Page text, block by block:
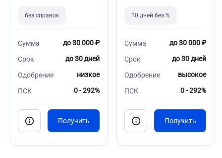
без справок
Сумма до 30 000 ₽
Срок до 30 дней
Одобрение низкое
ПСК 0 - 292%
10 дней без %
Сумма до 30 000 ₽
Срок до 30 дней
Одобрение высокое
ПСК 0 - 292%